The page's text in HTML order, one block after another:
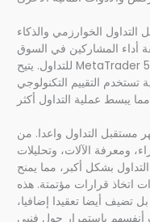
التداول الخوارزمي والذكاء
أداء المشاركين في السوق
للتداول. يتيح MetaTrader 5، للتوضيح، الأفراد من إطلاق سراح
التقييم التكنولوجي
مستقبل التداول واعدا. من
ومعرفة الآلات، وتحليلات
بشكل أكبر، مما يمنح
اتخاذ قرارات مؤتمتة. هذه
تضيف أيضا تعقيدا إضافيا،
أنفسهم باستمرار حول فنيي